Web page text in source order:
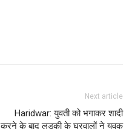
Next article
Haridwar: युवती को भगाकर शादी
करने के बाद लड़की के घरवालों ने युवक